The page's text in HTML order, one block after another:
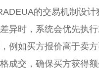
的交易机制设
异时，系统会优先执
例如买方报价高于卖
成交，确保买方获得